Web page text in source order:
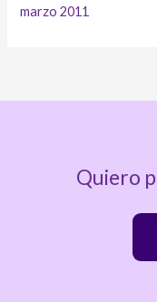
marzo 2011
Quiero